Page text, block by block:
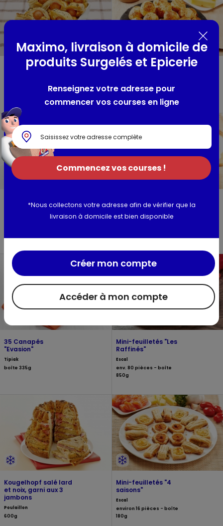
20 Mini-feuilletés
24 Gougères à
Mix'buffet
Pain surprise
"Coffre" aux
céréales, 40 toasts
Cake au fromage de
chèvre, courgettes
et tomates
35 Canapés
"Evasion"
Tipiak
boîte 335g
Mini-feuilletés "Les
Raffinés"
Escal
env. 80 pièces - boîte
850g
Kougelhopf salé lard
et noix, garni aux 3
jambons
Poulaillon
600g
Mini-feuilletés "4
saisons"
Escal
environ 16 pièces - boîte
180g
Maximo, livraison à domicile de
produits Surgelés et Epicerie
Renseignez votre adresse pour
commencer vos courses en ligne
Commencez vos courses !
*Nous collectons votre adresse afin de vérifier que la
livraison à domicile est bien disponible
Accéder à mon compte
Créer mon compte